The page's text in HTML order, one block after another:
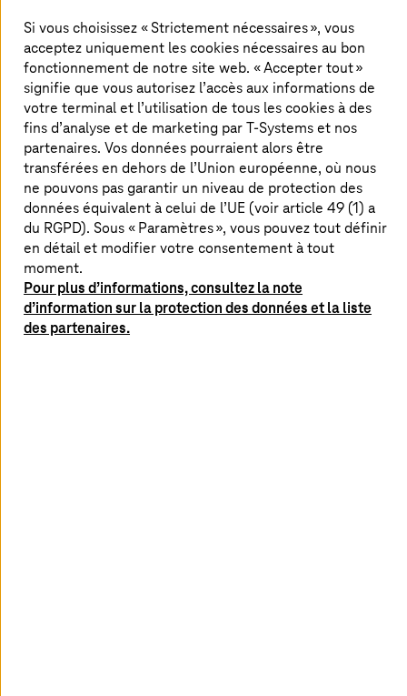
En savoir plus
Si vous choisissez « Strictement nécessaires », vous
acceptez uniquement les cookies nécessaires au bon
fonctionnement de notre site web. « Accepter tout »
signifie que vous autorisez l’accès aux informations de
votre terminal et l’utilisation de tous les cookies à des
fins d’analyse et de marketing parT-Systemset nos
partenaires. Vos données pourraient alors être
transférées en dehors de l’Union européenne, où nous
ne pouvons pas garantir un niveau de protection des
données équivalent à celui de l’UE (voir article 49 (1) a
du RGPD). Sous « Paramètres », vous pouvez tout définir
en détail et modifier votre consentement à tout
moment.
Pour plus d’informations, consultez la note
d’information sur la protection des données et la liste
des partenaires.